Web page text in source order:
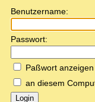
Benutzername:
Passwort:
Paßwort anzeigen
an diesem
Login